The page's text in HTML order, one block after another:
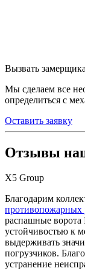
Вызвать замерщика
Мы сделаем все
определиться с
Оставить заявку
Отзывы
Х5 Group
Благодарим
противопожарных
распашные ворота
устойчивостью к
выдерживать
погрузчиков.
устранение